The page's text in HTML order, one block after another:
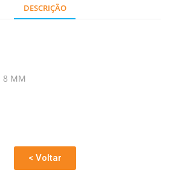
DESCRIÇÃO
8 MM
< Voltar